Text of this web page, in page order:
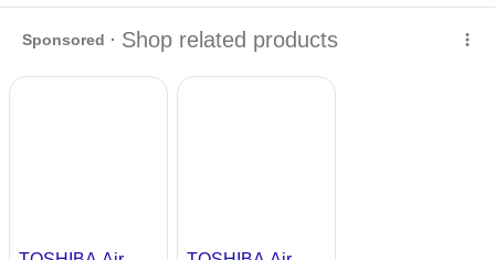
2019年製。 使用感あります。細かな傷や汚れあり。 比較的綺麗で
す。 動作確認済みです。 https://kadenfan.hitachi.co.j...